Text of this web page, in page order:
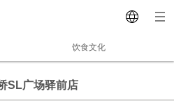
饮食文化
SL广场驿前店